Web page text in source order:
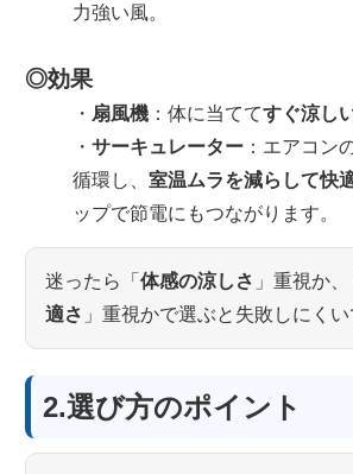
力強い風。
◎効果
・ 扇風機 ：体に当ててすぐ涼し
・ サーキュレーター ：エアコン
循環し、 室温ムラを減らして快
ップで節電にもつながります。
迷ったら「 体感の涼しさ 」重視か、
適さ 」重視かで選ぶと失敗しにくい
2.選び方のポイント